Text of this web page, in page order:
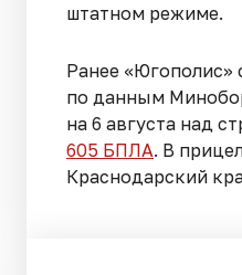
штатном режиме.
Ранее «Югополис»
по данным
на 6 августа над
605 БПЛА. В
Краснодарский